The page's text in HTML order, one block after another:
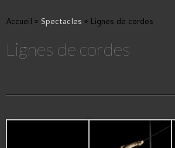
Accueil » Spectacles » Lignes de cordes
Lignes de cordes